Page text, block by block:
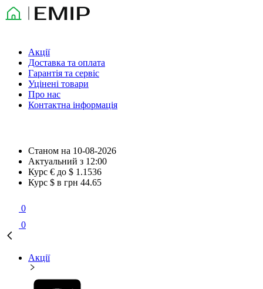
Акції
Доставка та оплата
Гарантія та сервіс
Уцінені товари
Про нас
Контактна інформація
Станом на 10-08-2026
Актуальний з 12:00
Курс € до $ 1.1536
Курс $ в грн 44.65
0
0
Акції